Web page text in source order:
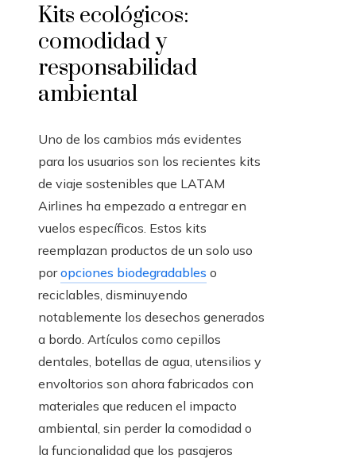
Kits ecológicos:
comodidad y
responsabilidad
ambiental
Uno de los cambios más evidentes
para los usuarios son los recientes kits
de viaje sostenibles que LATAM
Airlines ha empezado a entregar en
vuelos específicos. Estos kits
reemplazan productos de un solo uso
poropciones biodegradables o
reciclables, disminuyendo
notablemente los desechos generados
a bordo. Artículos como cepillos
dentales, botellas de agua, utensilios y
envoltorios son ahora fabricados con
materiales que reducen el impacto
ambiental, sin perder la comodidad o
la funcionalidad que los pasajeros